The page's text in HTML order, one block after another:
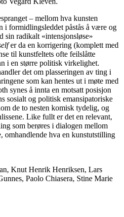
– mellom hva kunsten
i formidlingsleddet påstås å være og
sin radikalt «intensjonsløse»
er da en korrigering (komplett med
til kunstfeltets ofte feilslåtte
i en større politisk virkelighet.
det om plasseringen av ting i
som kan hentes ut i møte med
synes å innta en motsatt posisjon
sosialt og politisk emansipatoriske
de to nesten komisk tydelig, og
Like fullt er det en relevant,
som berøres i dialogen mellom
omhandlende hva en kunstutstilling
Knut Henrik Henriksen, Lars
Paolo Chiasera, Stine Marie